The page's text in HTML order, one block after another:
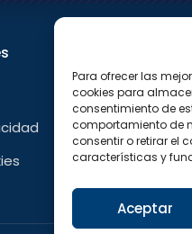
Para ofrecer las
cookies para
consentimiento de
comportamiento de
consentir o retirar el
características y
Aceptar
F
a
c
e
b
o
o
-
X
-
t
w
i
t
t
r